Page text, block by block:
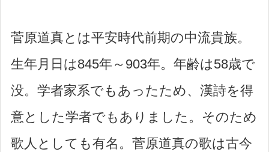
菅原道真とは平安時代前期の中流貴族。
生年月日は845年～903年。年齢は58歳で
没。学者家系でもあったため、漢詩を得
意とした学者でもありました。そのため
歌人としても有名。菅原道真の歌は古今